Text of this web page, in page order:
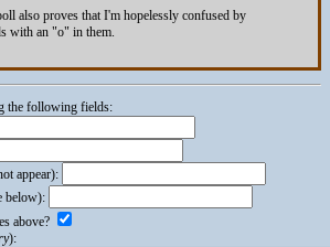
also proves that I'm hopelessly confused by
with an "o" in them.
the following fields:
appear):
below):
above?
):